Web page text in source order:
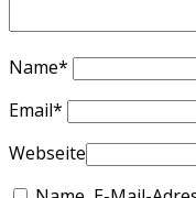
Name*
Email*
Webseite